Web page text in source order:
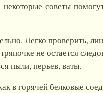
советы
Легко проверить,
не остается
пыли, перьев, ваты.
в горячей белковые